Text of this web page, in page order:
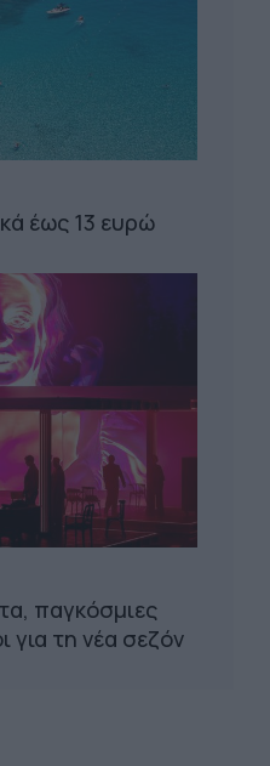
έως 13 ευρώ
παγκόσμιες
για τη νέα σεζόν